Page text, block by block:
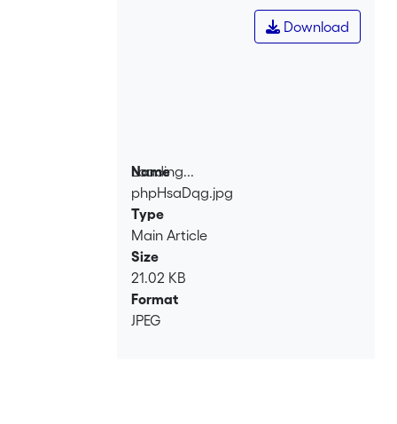
Loading...
Loading...
Download
Name
phpHsaDqg.jpg
Type
Main Article
Size
21.02 KB
Format
JPEG